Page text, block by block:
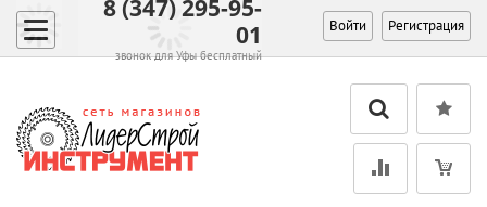
8 (347) 295-95-
01
звонок для Уфы бесплатный
Войти Регистрация